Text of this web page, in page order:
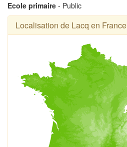
Ecole primaire - Public
Localisation de Lacq en France